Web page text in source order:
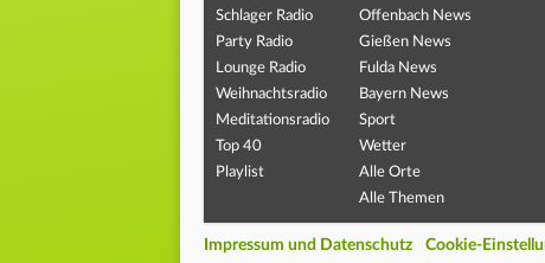
Schlager Radio
Party Radio
Lounge Radio
Weihnachtsradio
Meditationsradio
Top 40
Playlist
Offenbach News
Gießen News
Fulda News
Bayern News
Sport
Wetter
Alle Orte
Alle Themen
Impressum und Datenschutz Cookie-